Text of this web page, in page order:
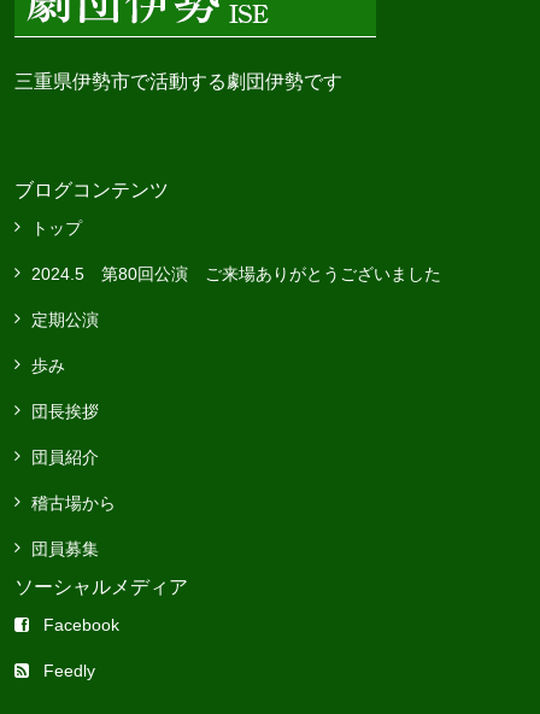
三重県伊勢市で活動する劇団伊勢です
ブログコンテンツ
トップ
2024.5 第80回公演 ご来場ありがとうございました
定期公演
歩み
団長挨拶
団員紹介
稽古場から
団員募集
ソーシャルメディア
Facebook
Feedly